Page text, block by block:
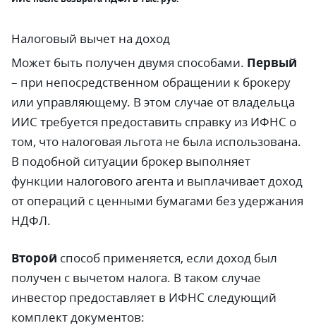
Налоговый вычет на доход
Может быть получен двумя способами. Первый
– при непосредственном обращении к брокеру
или управляющему. В этом случае от владельца
ИИС требуется предоставить справку из ИФНС о
том, что налоговая льгота не была использована.
В подобной ситуации брокер выполняет
функции налогового агента и выплачивает доход
от операций с ценными бумагами без удержания
НДФЛ.
Второй способ применяется, если доход был
получен с вычетом налога. В таком случае
инвестор предоставляет в ИФНС следующий
комплект документов: